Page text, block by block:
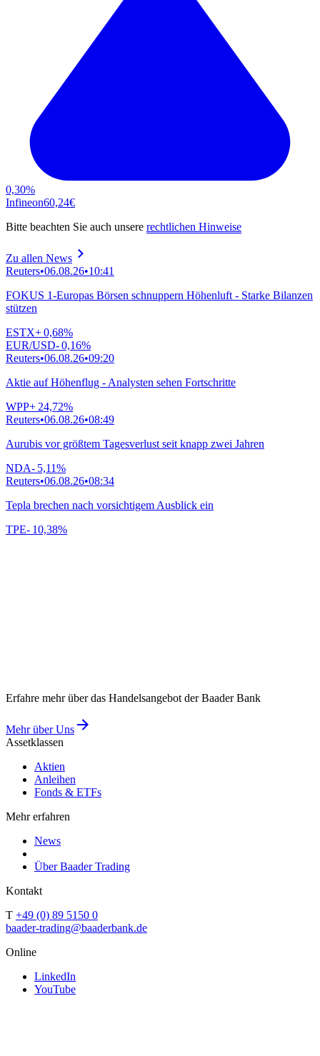
0,30%
Infineon60,24€
Bitte beachten Sie auch unsere rechtlichen Hinweise
Zu allen News
Reuters•06.08.26•10:41
FOKUS 1-Europas Börsen schnuppern Höhenluft - Starke Bilanzen
stützen
ESTX+0,68%
EUR/USD-0,16%
Reuters•06.08.26•09:20
Aktie auf Höhenflug - Analysten sehen Fortschritte
WPP+ 24,72%
Reuters•06.08.26•08:49
Aurubis vor größtem Tagesverlust seit knapp zwei Jahren
NDA- 5,11%
Reuters•06.08.26•08:34
Tepla brechen nach vorsichtigem Ausblick ein
TPE- 10,38%
Erfahre mehr über das Handelsangebot der Baader Bank
Mehr über Uns
Assetklassen
Aktien
Anleihen
Fonds & ETFs
Mehr erfahren
News
Über Baader Trading
Kontakt
T +49 (0) 89 5150 0
baader-trading@baaderbank.de
Online
LinkedIn
YouTube